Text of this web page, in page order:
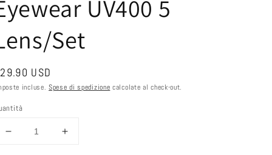
UV400 5
Set
USD
incluse.Spese di spedizione calcolate al check-out.
Diminuisci
Aumenta